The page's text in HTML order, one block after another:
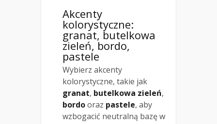
Akcenty
kolorystyczne:
granat, butelkowa
zieleń, bordo,
pastele
Wybierz akcenty
kolorystyczne, takie jak
granat, butelkowa zieleń,
bordooraz pastele, aby
wzbogacić neutralną bazę w